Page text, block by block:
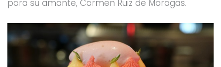
para su amante, Carmen Ruiz de Moragas.